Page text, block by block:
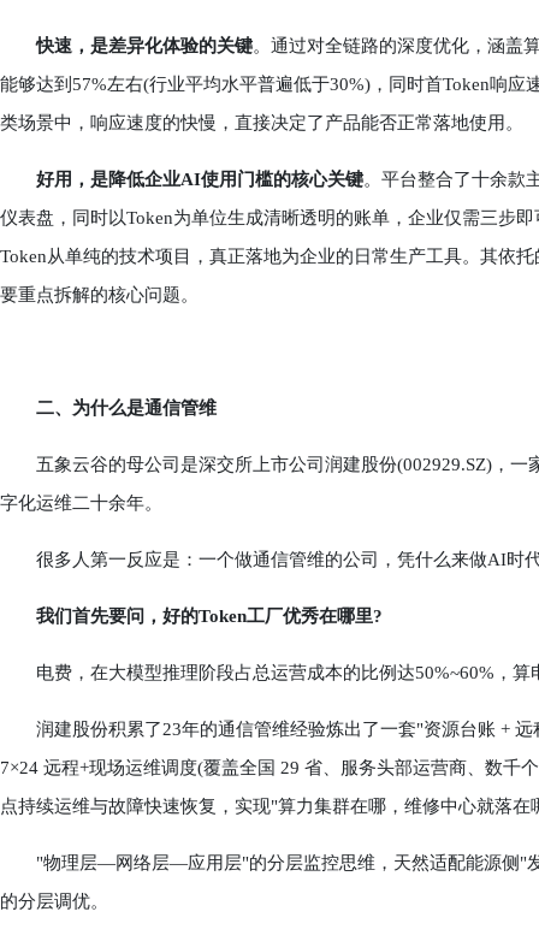
快速，是差异化体验的关键。通过对全链路的深度优化，涵盖
能够达到57%左右(行业平均水平普遍低于30%)，同时首Token响
类场景中，响应速度的快慢，直接决定了产品能否正常落地使用。
好用，是降低企业AI使用门槛的核心关键。平台整合了十余款
仪表盘，同时以Token为单位生成清晰透明的账单，企业仅需三步
Token从单纯的技术项目，真正落地为企业的日常生产工具。其依
要重点拆解的核心问题。
二、为什么是通信管维
五象云谷的母公司是深交所上市公司润建股份(002929.SZ)，一
字化运维二十余年。
很多人第一反应是：一个做通信管维的公司，凭什么来做AI时代
我们首先要问，好的Token工厂优秀在哪里?
电费，在大模型推理阶段占总运营成本的比例达50%~60%，算
润建股份积累了23年的通信管维经验炼出了一套"资源台账 + 远
7×24 远程+现场运维调度(覆盖全国 29 省、服务头部运营商、数千
点持续运维与故障快速恢复，实现"算力集群在哪，维修中心就落在
"物理层—网络层—应用层"的分层监控思维，天然适配能源侧"
的分层调优。